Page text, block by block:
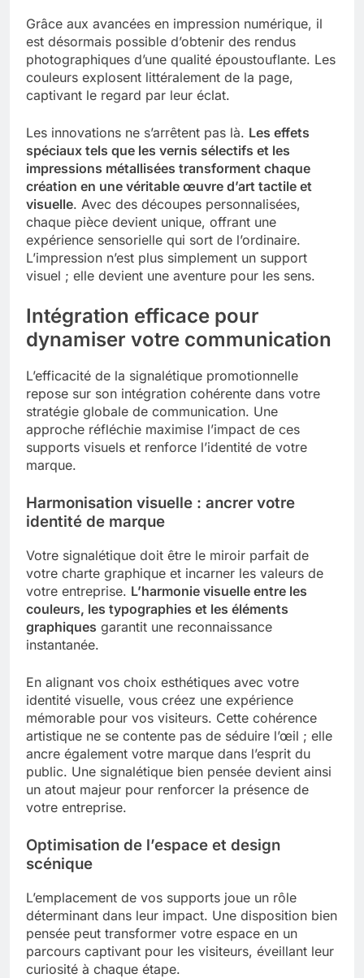
Grâce aux avancées en impression numérique, il
est désormais possible d’obtenir des rendus
photographiques d’une qualité époustouflante. Les
couleurs explosent littéralement de la page,
captivant le regard par leur éclat.
Les innovations ne s’arrêtent pas là. Les effets
spéciaux tels que les vernis sélectifs et les
impressions métallisées transforment chaque
création en une véritable œuvre d’art tactile et
visuelle. Avec des découpes personnalisées,
chaque pièce devient unique, offrant une
expérience sensorielle qui sort de l’ordinaire.
L’impression n’est plus simplement un support
visuel ; elle devient une aventure pour les sens.
Intégration efficace pour
dynamiser votre communication
L’efficacité de la signalétique promotionnelle
repose sur son intégration cohérente dans votre
stratégie globale de communication. Une
approche réfléchie maximise l’impact de ces
supports visuels et renforce l’identité de votre
marque.
Harmonisation visuelle : ancrer votre
identité de marque
Votre signalétique doit être le miroir parfait de
votre charte graphique et incarner les valeurs de
votre entreprise. L’harmonie visuelle entre les
couleurs, les typographies et les éléments
graphiques garantit une reconnaissance
instantanée.
En alignant vos choix esthétiques avec votre
identité visuelle, vous créez une expérience
mémorable pour vos visiteurs. Cette cohérence
artistique ne se contente pas de séduire l’œil ; elle
ancre également votre marque dans l’esprit du
public. Une signalétique bien pensée devient ainsi
un atout majeur pour renforcer la présence de
votre entreprise.
Optimisation de l’espace et design
scénique
L’emplacement de vos supports joue un rôle
déterminant dans leur impact. Une disposition bien
pensée peut transformer votre espace en un
parcours captivant pour les visiteurs, éveillant leur
curiosité à chaque étape.